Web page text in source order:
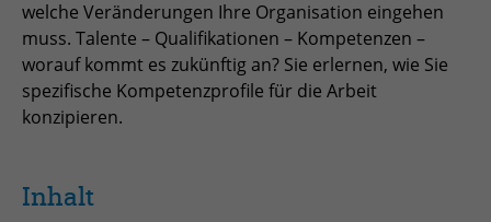
welche Veränderungen Ihre Organisation eingehen
muss. Talente – Qualifikationen – Kompetenzen –
worauf kommt es zukünftig an? Sie erlernen, wie Sie
spezifische Kompetenzprofile für die Arbeit
konzipieren.
Inhalt
zu speichern.
Name SgCookieOptin.lastPreferences
Laufzeit
Name _pk_id
Anbieter Matomo
Laufzeit
Zweck
Cookie-Informationen anzeigen
Einblendung von 3rd Party Content
Wir verwenden 3rd Party Content, um zusätzliche Inhalte
oder Videos. Weitere Details entnehmen Sie den